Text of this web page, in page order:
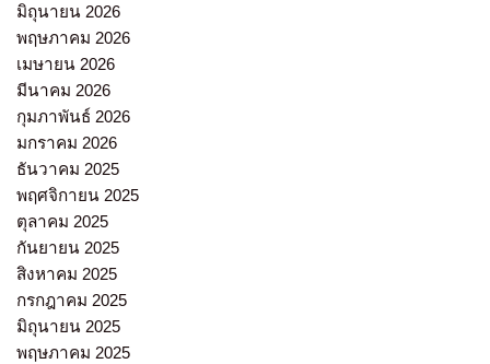
มิถุนายน 2026
พฤษภาคม 2026
เมษายน 2026
มีนาคม 2026
กุมภาพันธ์ 2026
มกราคม 2026
ธันวาคม 2025
พฤศจิกายน 2025
ตุลาคม 2025
กันยายน 2025
สิงหาคม 2025
กรกฎาคม 2025
มิถุนายน 2025
พฤษภาคม 2025